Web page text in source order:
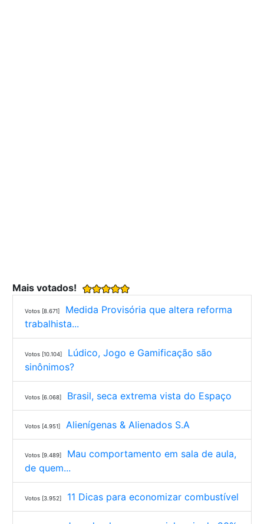
Mais votados!
Votos [8.671]
Medida Provisória que altera reforma
trabalhista...
Votos [10.104]
Lúdico, Jogo e Gamificação são
sinônimos?
Votos [6.068] Brasil, seca extrema vista do Espaço
Votos [4.951] Alienígenas & Alienados S.A
Votos [9.489]
Mau comportamento em sala de aula,
de quem...
Votos [3.952] 11 Dicas para economizar combustível